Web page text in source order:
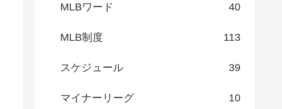
MLBワード 40
MLB制度 113
スケジュール 39
マイナーリーグ 10